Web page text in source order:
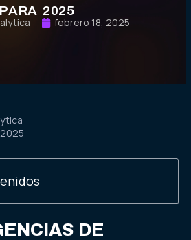
PARA 2025
febrero 18, 2025
DE